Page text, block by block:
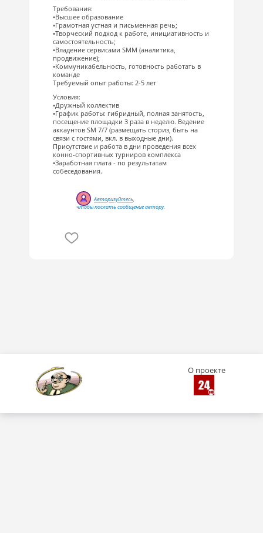
Требования:
•Высшее образование
•Грамотная устная и письменная речь;
•Творческий подход к работе, инициативность и
самостоятельность;
•Владение сервисами SMM (аналитика,
продвижение);
•Коммуникабельность, готовность работать в
команде
Требуемый опыт работы: 2-5 лет
Условия:
•Дружный коллектив
•График работы: гибридный, полная занятость,
посещение площадки 3 раза в неделю. Ведение
аккаунтов SM 7/7 (размещать сториз, быть на
связи с гостями, вкл. в выходные дни).
Присутствие и работа в дни проведения всех
конно-спортивных турниров комплекса
•Заработная плата - по результатам
собеседования.
Авторизуйтесь,
чтобы послать сообщение автору.
О проекте